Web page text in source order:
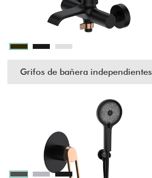
Grifos de bañera independientes